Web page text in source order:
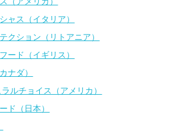
ャス（イタリア）
クション（リトアニア）
ード（イギリス）
ナダ）
ルチョイス（アメリカ）
ド（日本）